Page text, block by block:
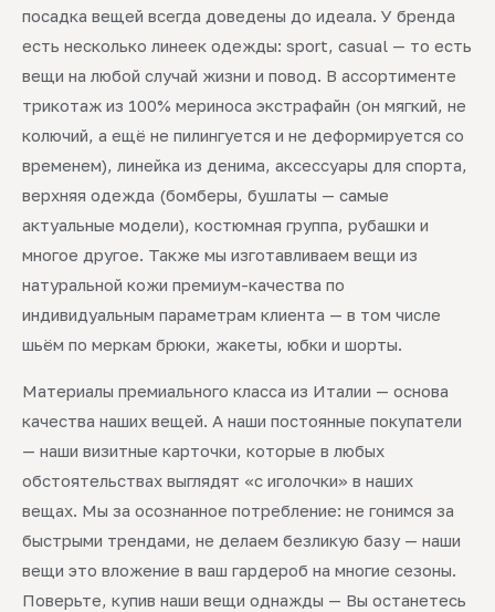
посадка вещей всегда доведены до идеала. У бренда
есть несколько линеек одежды: sport, casual — то есть
вещи на любой случай жизни и повод. В ассортименте
трикотаж из 100% мериноса экстрафайн (он мягкий, не
колючий, а ещё не пилингуется и не деформируется со
временем), линейка из денима, аксессуары для спорта,
верхняя одежда (бомберы, бушлаты — самые
актуальные модели), костюмная группа, рубашки и
многое другое. Также мы изготавливаем вещи из
натуральной кожи премиум-качества по
индивидуальным параметрам клиента — в том числе
шьём по меркам брюки, жакеты, юбки и шорты.
Материалы премиального класса из Италии — основа
качества наших вещей. А наши постоянные покупатели
— наши визитные карточки, которые в любых
обстоятельствах выглядят «с иголочки» в наших
вещах. Мы за осознанное потребление: не гонимся за
быстрыми трендами, не делаем безликую базу — наши
вещи это вложение в ваш гардероб на многие сезоны.
Поверьте, купив наши вещи однажды — Вы останетесь